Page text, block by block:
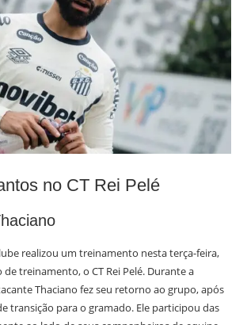
no CT Rei Pelé
realizou um treinamento nesta terça-feira,
treinamento, o CT Rei Pelé. Durante a
Thaciano fez seu retorno ao grupo, após
transição para o gramado. Ele participou das